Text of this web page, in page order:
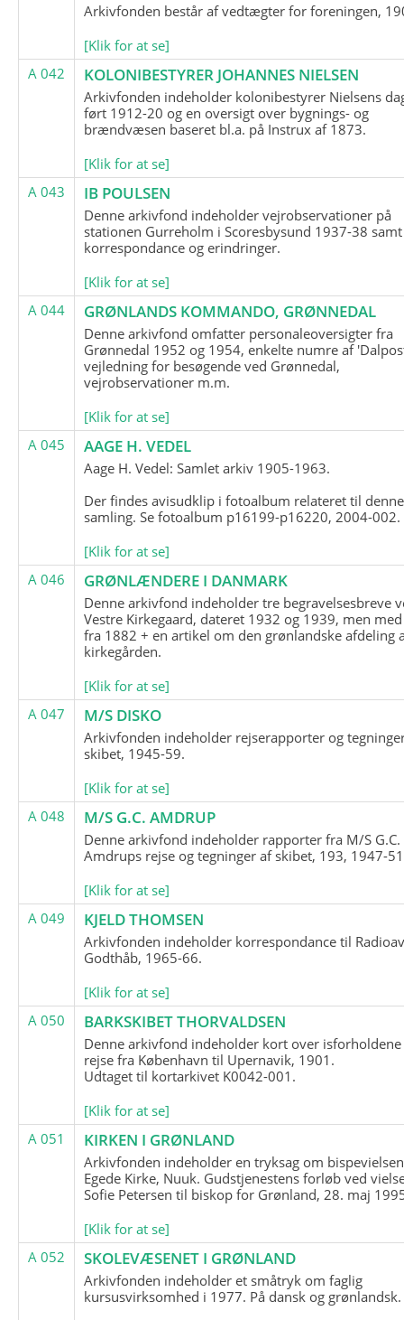
Arkivfonden består af vedtægter for foreningen,
[Klik for at se]
A 042
KOLONIBESTYRER JOHANNES NIELSEN
Arkivfonden indeholder kolonibestyrer Nielsens
ført 1912-20 og en oversigt over bygnings- og
brændvæsen baseret bl.a. på Instrux af 1873.
[Klik for at se]
A 043
IB POULSEN
Denne arkivfond indeholder vejrobservationer på
stationen Gurreholm i Scoresbysund 1937-38 samt
korrespondance og erindringer.
[Klik for at se]
A 044
GRØNLANDS KOMMANDO, GRØNNEDAL
Denne arkivfond omfatter personaleoversigter fra
Grønnedal 1952 og 1954, enkelte numre af
vejledning for besøgende ved Grønnedal,
vejrobservationer m.m.
[Klik for at se]
A 045
AAGE H. VEDEL
Aage H. Vedel: Samlet arkiv 1905-1963.
Der findes avisudklip i fotoalbum relateret til denne
samling. Se fotoalbum p16199-p16220, 2004-002.
[Klik for at se]
A 046
GRØNLÆNDERE I DANMARK
Denne arkivfond indeholder tre begravelsesbreve
Vestre Kirkegaard, dateret 1932 og 1939, men
fra 1882 + en artikel om den grønlandske afdeling
kirkegården.
[Klik for at se]
A 047
M/S DISKO
Arkivfonden indeholder rejserapporter og
skibet, 1945-59.
[Klik for at se]
A 048
M/S G.C. AMDRUP
Denne arkivfond indeholder rapporter fra M/S G.C.
Amdrups rejse og tegninger af skibet, 193, 1947-
[Klik for at se]
A 049
KJELD THOMSEN
Arkivfonden indeholder korrespondance til
Godthåb, 1965-66.
[Klik for at se]
A 050
BARKSKIBET THORVALDSEN
Denne arkivfond indeholder kort over
rejse fra København til Upernavik, 1901.
Udtaget til kortarkivet K0042-001.
[Klik for at se]
A 051
KIRKEN I GRØNLAND
Arkivfonden indeholder en tryksag om
Egede Kirke, Nuuk. Gudstjenestens forløb ved
Sofie Petersen til biskop for Grønland, 28. maj
[Klik for at se]
A 052
SKOLEVÆSENET I GRØNLAND
Arkivfonden indeholder et småtryk om faglig
kursusvirksomhed i 1977. På dansk og grønlandsk.